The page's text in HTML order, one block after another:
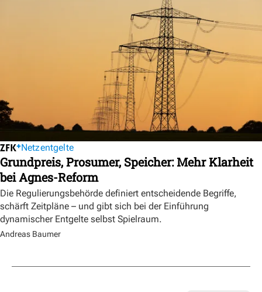
Netzentgelte
Grundpreis, Prosumer, Speicher: Mehr Klarheit
bei Agnes-Reform
Die Regulierungsbehörde definiert entscheidende Begriffe,
schärft Zeitpläne – und gibt sich bei der Einführung
dynamischer Entgelte selbst Spielraum.
Andreas Baumer